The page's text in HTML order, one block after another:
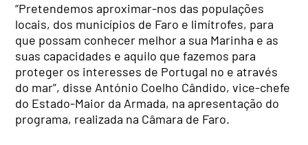
“Pretendemos aproximar-nos das populações
locais, dos municípios de Faro e limítrofes, para
que possam conhecer melhor a sua Marinha e as
suas capacidades e aquilo que fazemos para
proteger os interesses de Portugal no e através
do mar”, disse António Coelho Cândido, vice-chefe
do Estado-Maior da Armada, na apresentação do
programa, realizada na Câmara de Faro.